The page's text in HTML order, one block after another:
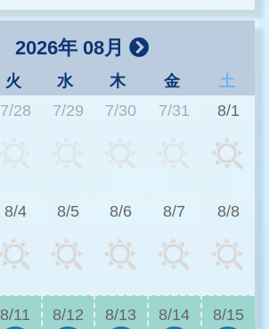
2026年 08月
火 水 木 金
土
7/28 7/29 7/30 7/31 8/1
8/4 8/5 8/6 8/7 8/8
8/11 8/12 8/13 8/14 8/15